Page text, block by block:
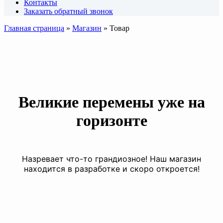
Контакты
Заказать обратный звонок
Главная страница » Магазин » Товар
Великие перемены уже на
горизонте
Назревает что-то грандиозное! Наш магазин
находится в разработке и скоро откроется!